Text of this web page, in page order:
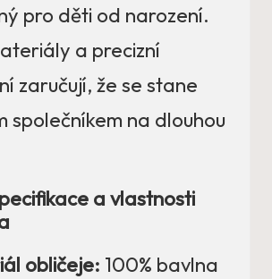
pro děti od narození.
a precizní
zaručují, že se stane
společníkem na dlouhou
a vlastnosti
obličeje: 100% bavlna